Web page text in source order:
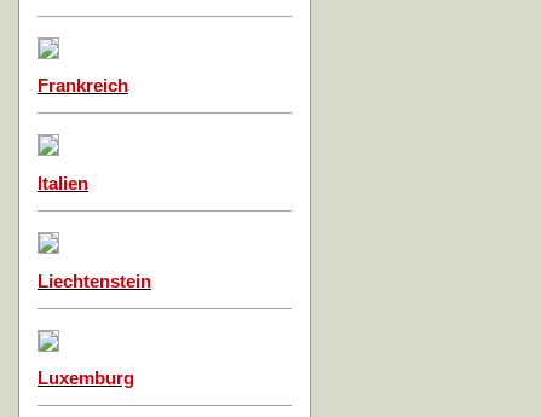
Frankreich
Italien
Liechtenstein
Luxemburg